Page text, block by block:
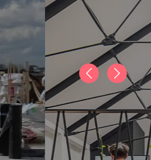
PreviousNext